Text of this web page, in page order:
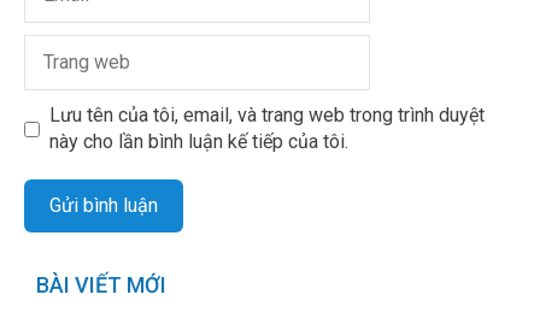
Lưu tên của tôi, email, và trang web trong trình duyệt
này cho lần bình luận kế tiếp của tôi.
BÀI VIẾT MỚI